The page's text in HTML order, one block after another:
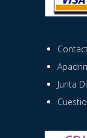
Junta